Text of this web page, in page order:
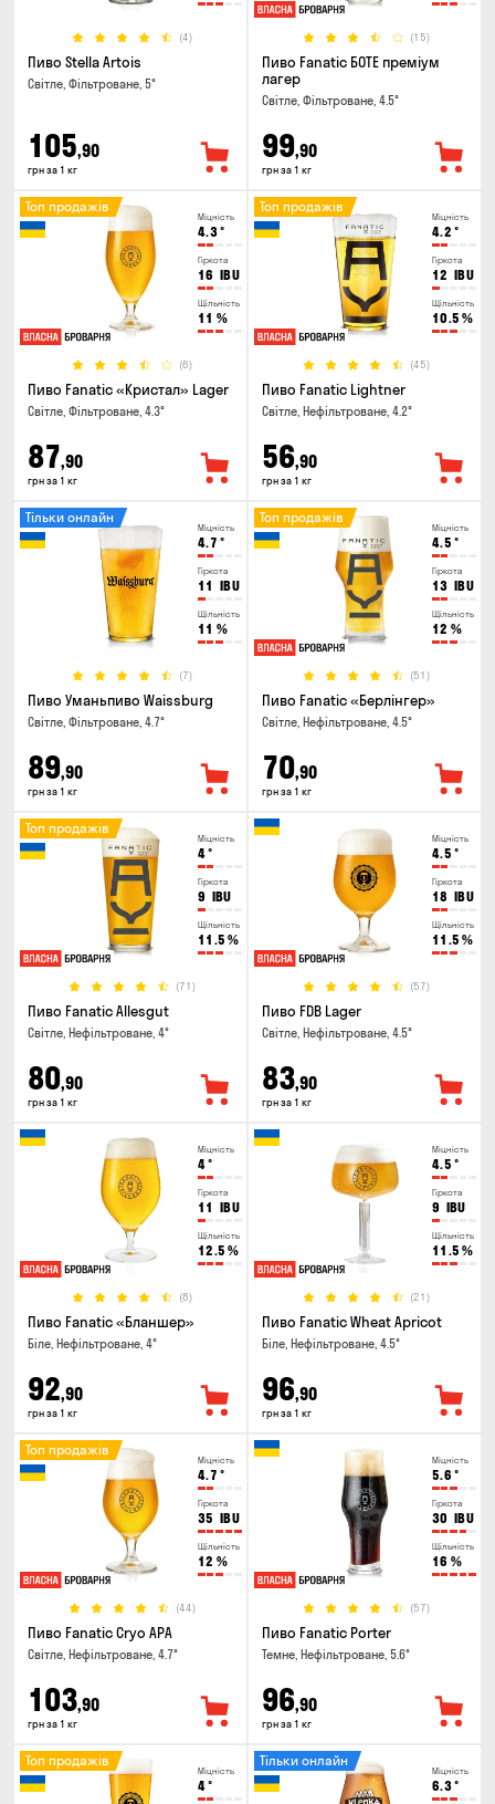
(4)
Пиво Stella Artois
Світле, Фільтроване, 5°
105,90
грн за 1 кг
(15)
Пиво Fanatic БОТЕ преміум
лагер
Світле, Фільтроване, 4.5°
99,90
грн за 1 кг
Міцність
4.3°
Гіркота
16 IBU
Щільність
11 %
(6)
Топ продажів
Пиво Fanatic «Кристал» Lager
Світле, Фільтроване, 4.3°
87,90
грн за 1 кг
Міцність
4.2 °
Гіркота
12 IBU
Щільність
10.5 %
(45)
Топ продажів
Пиво Fanatic Lightner
Світле, Нефільтроване, 4.2°
56,90
грн за 1 кг
Міцність
4.7 °
Гіркота
11 IBU
Щільність
11 %
(7)
Тільки онлайн
Пиво Уманьпиво Waissburg
Світле, Фільтроване, 4.7°
89,90
грн за 1 кг
Міцність
4.5 °
Гіркота
13 IBU
Щільність
12 %
(51)
Топ продажів
Пиво Fanatic «Берлінгер»
Світле, Нефільтроване, 4.5°
70,90
грн за 1 кг
Міцність
4°
Гіркота
9 IBU
Щільність
11.5 %
(71)
Топ продажів
Пиво Fanatic Allesgut
Світле, Нефільтроване, 4°
80,90
грн за 1 кг
Міцність
4.5 °
Гіркота
18 IBU
Щільність
11.5 %
(57)
Пиво FDB Lager
Світле, Нефільтроване, 4.5°
83,90
грн за 1 кг
Міцність
4°
Гіркота
11 IBU
Щільність
12.5 %
(8)
Пиво Fanatic «Бланшер»
Біле, Нефільтроване, 4°
92,90
грн за 1 кг
Міцність
4.5 °
Гіркота
9 IBU
Щільність
11.5 %
(21)
Пиво Fanatic Wheat Apricot
Біле, Нефільтроване, 4.5°
96,90
грн за 1 кг
Міцність
4.7 °
Гіркота
35 IBU
Щільність
12 %
(44)
Топ продажів
Пиво Fanatic Cryo APA
Світле, Нефільтроване, 4.7°
103,90
грн за 1 кг
Міцність
5.6 °
Гіркота
30 IBU
Щільність
16 %
(57)
Пиво Fanatic Porter
Темне, Нефільтроване, 5.6°
96,90
грн за 1 кг
Міцність
4°
Топ продажів
Міцність
6.3°
Тільки онлайн